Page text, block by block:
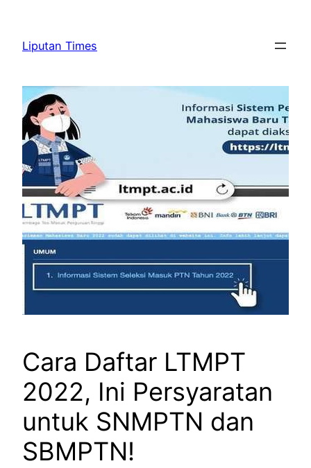
content
Liputan Times
Cara Daftar LTMPT
2022, Ini Persyaratan
untuk SNMPTN dan
SBMPTN!